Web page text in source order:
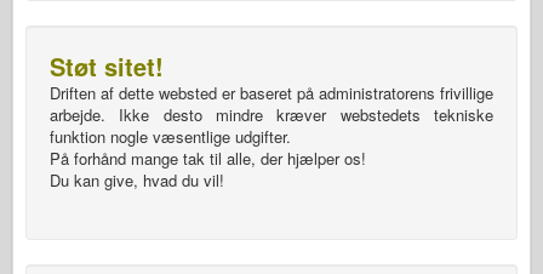
Støt sitet!
Driften af dette websted er baseret på administratorens frivillige
arbejde. Ikke desto mindre kræver webstedets tekniske
funktion nogle væsentlige udgifter.
På forhånd mange tak til alle, der hjælper os!
Du kan give, hvad du vil!